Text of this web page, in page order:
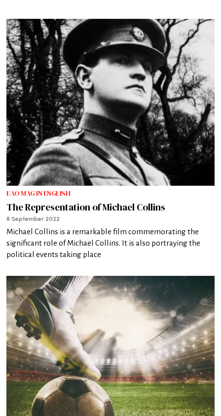
EAO MAG IN ENGLISH
The Representation of Michael Collins
8 September 2022
Michael Collins is a remarkable film commemorating the
significant role of Michael Collins. It is also portraying the
political events taking place